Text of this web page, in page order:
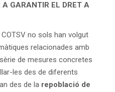
A GARANTIR EL DRET A
no sols han volgut
relacionades amb
de mesures concretes
les des de diferents
des de la repoblació de